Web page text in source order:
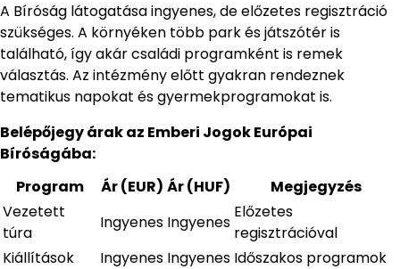
A Bíróság látogatása ingyenes, de előzetes regisztráció
szükséges. A környéken több park és játszótér is
található, így akár családi programként is remek
választás. Az intézmény előtt gyakran rendeznek
tematikus napokat és gyermekprogramokat is.
Belépőjegy árak az Emberi Jogok Európai
Bíróságába:
Program
Ár (EUR) Ár (HUF)
Megjegyzés
Vezetett
túra
Ingyenes Ingyenes
Előzetes
regisztrációval
Kiállítások
Ingyenes Ingyenes Időszakos programok